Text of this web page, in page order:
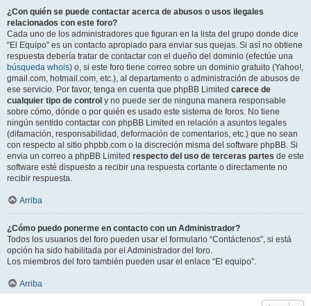
¿Con quién se puede contactar acerca de abusos o usos ilegales
relacionados con este foro?
Cada uno de los administradores que figuran en la lista del grupo donde dice
“El Equipo” es un contacto apropiado para enviar sus quejas. Si así no obtiene
respuesta debería tratar de contactar con el dueño del dominio (efectúe una
búsqueda whois) o, si este foro tiene correo sobre un dominio gratuito (Yahoo!,
gmail.com, hotmail.com, etc.), al departamento o administración de abusos de
ese servicio. Por favor, tenga en cuenta que phpBB Limited carece de
cualquier tipo de control y no puede ser de ninguna manera responsable
sobre cómo, dónde o por quién es usado este sistema de foros. No tiene
ningún sentido contactar con phpBB Limited en relación a asuntos legales
(difamación, responsabilidad, deformación de comentarios, etc.) que no sean
con respecto al sitio phpbb.com o la discreción misma del software phpBB. Si
envia un correo a phpBB Limited respecto del uso de terceras partes de este
software esté dispuesto a recibir una respuesta cortante o directamente no
recibir respuesta.
Arriba
¿Cómo puedo ponerme en contacto con un Administrador?
Todos los usuarios del foro pueden usar el formulario “Contáctenos”, si está
opción ha sido habilitada por el Administrador del foro.
Los miembros del foro también pueden usar el enlace “El equipo”.
Arriba